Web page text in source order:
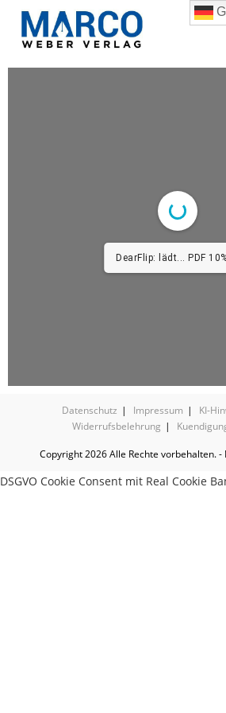
DearFlip: lädt... PDF
Datenschutz Impressum KI-
Widerrufsbelehrung
Copyright 2026 Alle Rechte vorbehalten.
DSGVO Cookie Consent mit Real Cookie